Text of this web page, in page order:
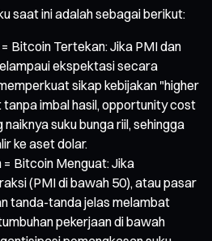
saat ini adalah sebagai berikut:
Bitcoin Tertekan: Jika PMI dan
ekspektasi secara
sikap kebijakan "higher
imbal hasil, opportunity cost
suku bunga riil, sehingga
ke aset dolar.
Bitcoin Menguat: Jika
(PMI di bawah 50), atau pasar
tanda-tanda jelas melambat
pekerjaan di bawah